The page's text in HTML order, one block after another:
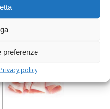
preferenze
policy
AGGIUNGI AL CARRELLO